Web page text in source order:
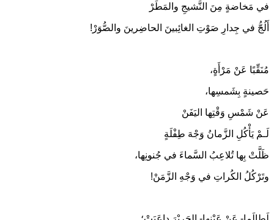
في مَخاضةٍ مِنَ النَّشيجِ والمَطَرْ
أَلُجُّ في جِدارِ صَوْتِ الغائِبينَ الحاضِرينَ والصُّوَرْ!
مُنَقِّبًا عَنْ مَرْأَةٍ،
حَصينةٍ بِشَمسِها،
عَنْ شَمْسِ وَقْتِها اليَفَنْ
لَـمْ يَأْكُلِ الزَّمانُ وَجْهَ طِفْلَةٍ
ظَلَّتْ بِها تُلاعِبُ السَّماءَ في جُنونِها،
وتَرْكُلُ الكُراتِ في وَجْهِ الزَّمَنْ!